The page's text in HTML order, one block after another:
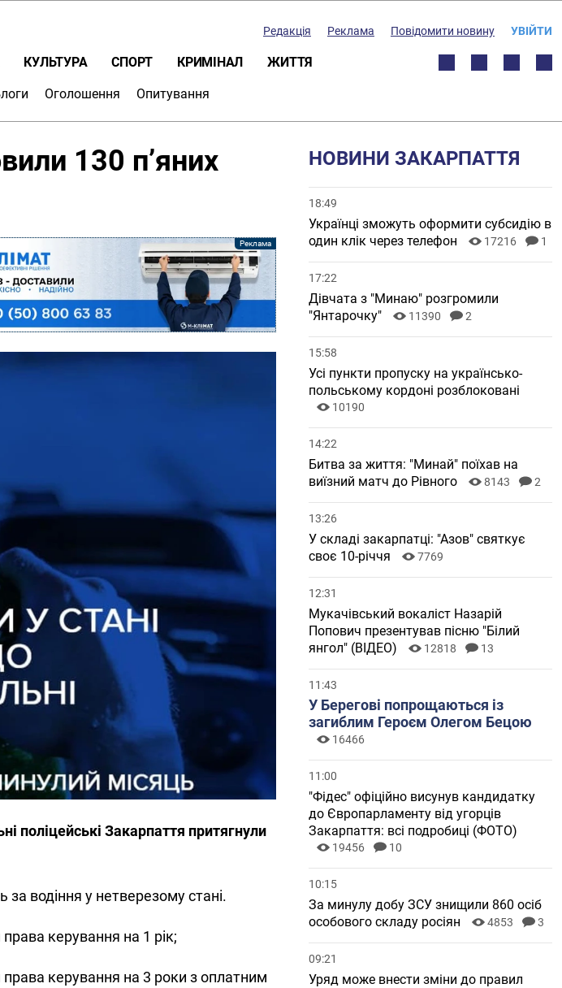
Редакція Реклама Повідомити новину УВІЙТИ
КУЛЬТУРА СПОРТ КРИМІНАЛ ЖИТТЯ
Оголошення Опитування
130 п’яних
поліцейські Закарпаття притягнули
за водіння у нетверезому стані.
керування на 1 рік;
керування на 3 роки з оплатним
НОВИНИ ЗАКАРПАТТЯ
18:49
Українці зможуть оформити субсидію в
один клік через телефон
17216 1
17:22
Дівчата з "Минаю" розгромили
"Янтарочку"
11390 2
15:58
Усі пункти пропуску на українсько-
польському кордоні розблоковані
10190
14:22
Битва за життя: "Минай" поїхав на
виїзний матч до Рівного
8143 2
13:26
У складі закарпатці: "Азов" святкує
своє 10-річчя
7769
12:31
Мукачівський вокаліст Назарій
Попович презентував пісню "Білий
янгол" (ВІДЕО)
12818 13
11:43
У Берегові попрощаються із
загиблим Героєм Олегом Бецою
16466
11:00
"Фідес" офіційно висунув кандидатку
до Європарламенту від угорців
Закарпаття: всі подробиці (ФОТО)
19456 10
10:15
За минулу добу ЗСУ знищили 860 осіб
особового складу росіян
4853 3
09:21
Уряд може внести зміни до правил